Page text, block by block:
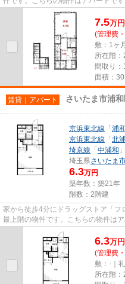
シャレな室内が魅力的。物件探...
7.5万円
(管理費
敷：1ヶ
所在階：
間取り：
面積：
賃貸｜アパート さいたま市浦
京浜東北線 「 浦和
京浜東北線 「 北
埼京線 「 中浦和
埼玉県さいたま
6.3万円
築年数：築21年
階数：2階建
家から徒歩4分にドラッグストア「フ
最上階の物件です。こちらの物件は
いたま市浦和区や京浜東北線浦...
6.3万円
(管理費
敷：-｜
所在階：